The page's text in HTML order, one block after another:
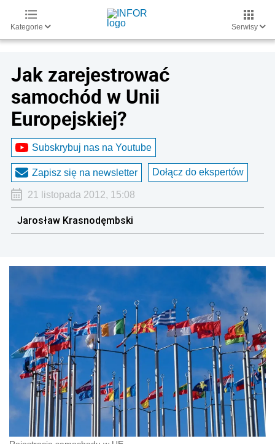
Kategorie Serwisy
Jak zarejestrować
samochód w Unii
Europejskiej?
Subskrybuj nas na Youtube
Zapisz się na newsletter Dołącz do ekspertów
21 listopada 2012, 15:08
Jarosław Krasnodęmbski